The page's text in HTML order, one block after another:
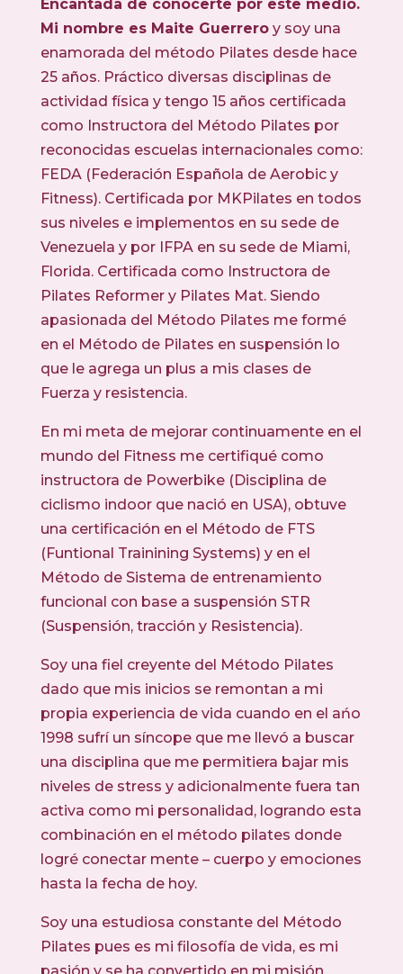
Encantada de conocerte por este medio.
Mi nombre es Maite Guerreroy soy una
enamorada del método Pilates desde hace
25 años. Práctico diversas disciplinas de
actividad física y tengo 15 años certificada
como Instructora del Método Pilates por
reconocidas escuelas internacionales como:
FEDA (Federación Española de Aerobic y
Fitness). Certificada por MKPilates en todos
sus niveles e implementos en su sede de
Venezuela y por IFPA en su sede de Miami,
Florida. Certificada como Instructora de
Pilates Reformer y Pilates Mat. Siendo
apasionada del Método Pilates me formé
en el Método de Pilates en suspensión lo
que le agrega un plus a mis clases de
Fuerza y resistencia.
En mi meta de mejorar continuamente en el
mundo del Fitness me certifiqué como
instructora de Powerbike (Disciplina de
ciclismo indoor que nació en USA), obtuve
una certificación en el Método de FTS
(Funtional Trainining Systems) y en el
Método de Sistema de entrenamiento
funcional con base a suspensión STR
(Suspensión, tracción y Resistencia).
Soy una fiel creyente del Método Pilates
dado que mis inicios se remontan a mi
propia experiencia de vida cuando en el ańo
1998 sufrí un síncope que me llevó a buscar
una disciplina que me permitiera bajar mis
niveles de stress y adicionalmente fuera tan
activa como mi personalidad, logrando esta
combinación en el método pilates donde
logré conectar mente – cuerpo y emociones
hasta la fecha de hoy.
Soy una estudiosa constante del Método
Pilates pues es mi filosofía de vida, es mi
pasión y se ha convertido en mi misión